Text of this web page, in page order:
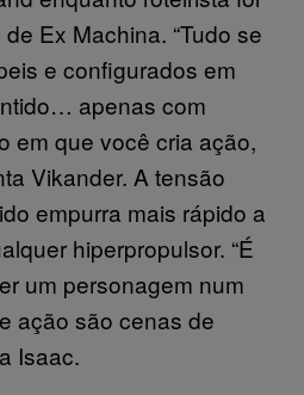
Ex Machina. “Tudo se
e configurados em
apenas com
em que você cria ação,
Vikander. A tensão
empurra mais rápido a
hiperpropulsor. “É
um personagem num
ação são cenas de
Isaac.